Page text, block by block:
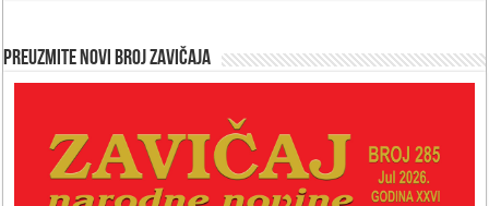
Preuzmite novi broj Zavičaja